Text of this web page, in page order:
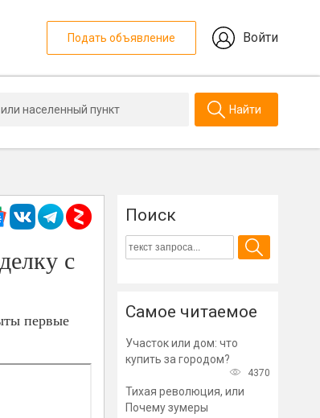
Подать объявление Войти
Найти
с
первые
Поиск
Самое читаемое
Участок или дом: что
купить за городом?
4370
Тихая революция, или
Почему зумеры